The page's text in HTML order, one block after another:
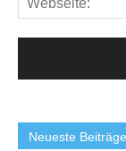
Neueste Beiträge